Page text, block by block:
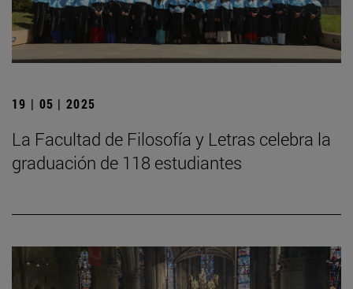
19 | 05 | 2025
La Facultad de Filosofía y Letras celebra la
graduación de 118 estudiantes